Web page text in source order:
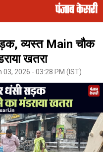
व्यस्त Main चौक
खतरा
2026 - 03:28 PM (IST)